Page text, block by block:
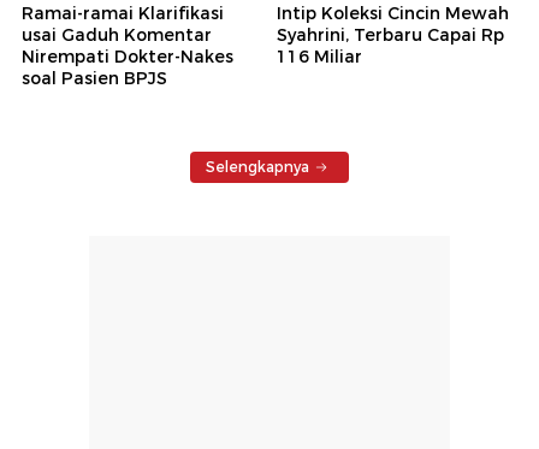
Ramai-ramai Klarifikasi
usai Gaduh Komentar
Nirempati Dokter-Nakes
soal Pasien BPJS
Intip Koleksi Cincin Mewah
Syahrini, Terbaru Capai Rp
116 Miliar
Selengkapnya